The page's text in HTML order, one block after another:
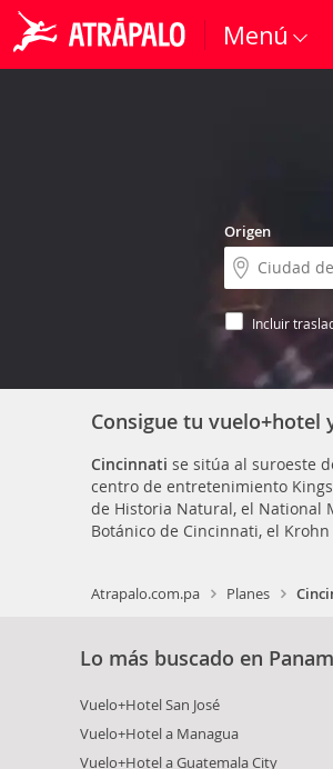
Menú
Origen
Incluir
Consigue tu vuelo+hotel
Cincinnati se sitúa al suroeste
centro de entretenimiento
de Historia Natural, el National
Botánico de Cincinnati, el
Atrapalo.com.pa Planes
Lo más buscado en
Vuelo+Hotel San José
Vuelo+Hotel a Managua
Vuelo+Hotel a Guatemala City